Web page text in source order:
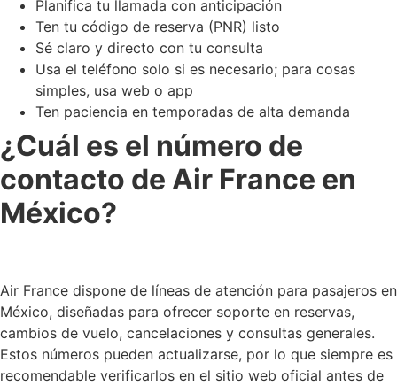
Planifica tu llamada con anticipación
Ten tu código de reserva (PNR) listo
Sé claro y directo con tu consulta
Usa el teléfono solo si es necesario; para cosas
simples, usa web o app
Ten paciencia en temporadas de alta demanda
¿Cuál es el número de
contacto de Air France en
México?
Air France dispone de líneas de atención para pasajeros en
México, diseñadas para ofrecer soporte en reservas,
cambios de vuelo, cancelaciones y consultas generales.
Estos números pueden actualizarse, por lo que siempre es
recomendable verificarlos en el sitio web oficial antes de